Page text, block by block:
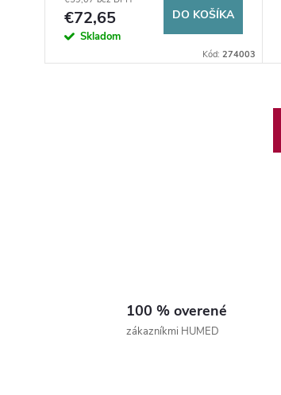
€72,65
Skladom
DO KOŠÍKA
Kód:274003
100 % overené
zákazníkmi HUMED